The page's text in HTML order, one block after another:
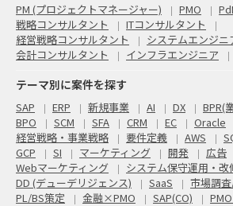
PM (プロジェクトマネージャー) PMO
戦略コンサルタント
ITコンサルタント
経営戦略コンサルタント
システムエンジニ
会計コンサルタント
インフラエンジニア
テーマ別に案件を探す
SAP ERP 新規事業 AI DX BPR(
BPO
SCM SFA CRM EC
Oracle
経営戦略・事業戦略
要件定義 AWS
GCP
SI マーケティング 開発
広告
Webマーケティング
システム保守運用・改
DD (デューデリジェンス)
SaaS
市場調
PL/BS策定
金融×PMO SAP(CO)